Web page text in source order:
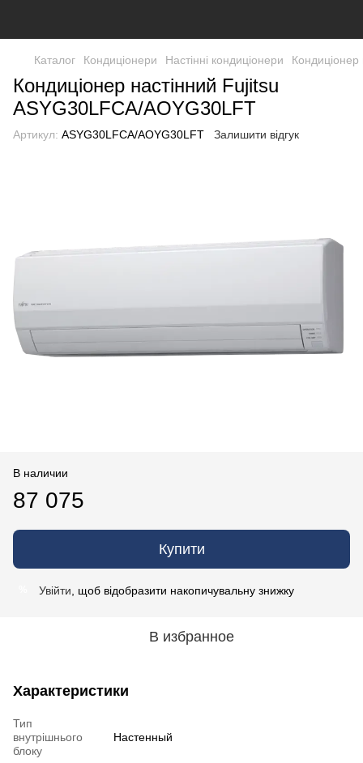
Каталог Кондиціонери Настінні кондиціонери
Кондиціонер настінний Fujitsu
ASYG30LFCA/AOYG30LFT
Артикул: ASYG30LFCA/AOYG30LFT Залишити відгук
В наличии
87 075
Купити
Увійти , щоб відобразити накопичувальну знижку
В избранное
Характеристики
Тип
внутрішнього
блоку
Настенный